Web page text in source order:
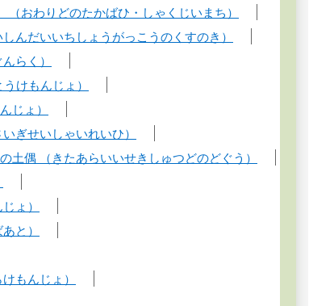
おわりどのたかばひ・しゃくじいまち）
んだいいちしょうがっこうのくすのき）
らく）
けもんじょ）
じょ）
ぎせいしゃいれいひ）
土偶 （きたあらいいせきしゅつどのどぐう）
ょ）
と）
もんじょ）